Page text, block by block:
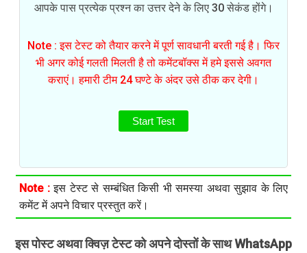
आपके पास प्रत्येक प्रश्न का उत्तर देने के लिए 30 सेकंड होंगे।
Note : इस टेस्ट को तैयार करने में पूर्ण सावधानी बरती गई है। फिर
भी अगर कोई गलती मिलती है तो कमेंटबॉक्स में हमे इससे अवगत
कराएं। हमारी टीम 24 घण्टे के अंदर उसे ठीक कर देगी।
Start Test
Note :इस टेस्ट से सम्बंधित किसी भी समस्या अथवा सुझाव के लिए
कमेंट में अपने विचार प्रस्तुत करें।
इस पोस्ट अथवा क्विज़ टेस्ट को अपने दोस्तों के साथ WhatsApp